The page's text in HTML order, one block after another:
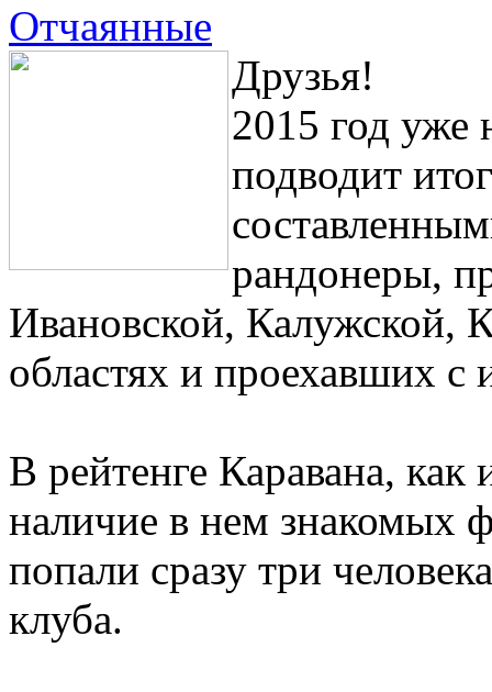
Отчаянные
Друзья!
2015 год уже
подводит
рандонеры,
Ивановской, Калужской,
областях и проехавших
В рейтенге Каравана,
наличие в нем знакомых
попали сразу три
клуба.